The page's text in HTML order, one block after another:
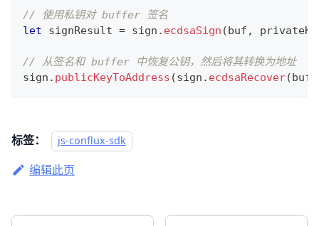
// 使用私钥对 buffer 签名
let signResult = sign . ecdsaSign (buf ,
// 从签名和 buffer 中恢复公钥，然后将其转换为地址
sign . publicKeyToAddress (sign . ecdsaRecover(buf
标签： js-conflux-sdk
编辑此页